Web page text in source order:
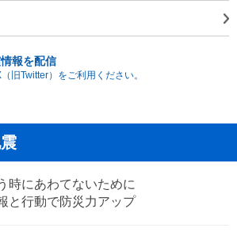
報を配信
旧Twitter）をご利用ください。
時にあわてないために
と行動で防災力アップ